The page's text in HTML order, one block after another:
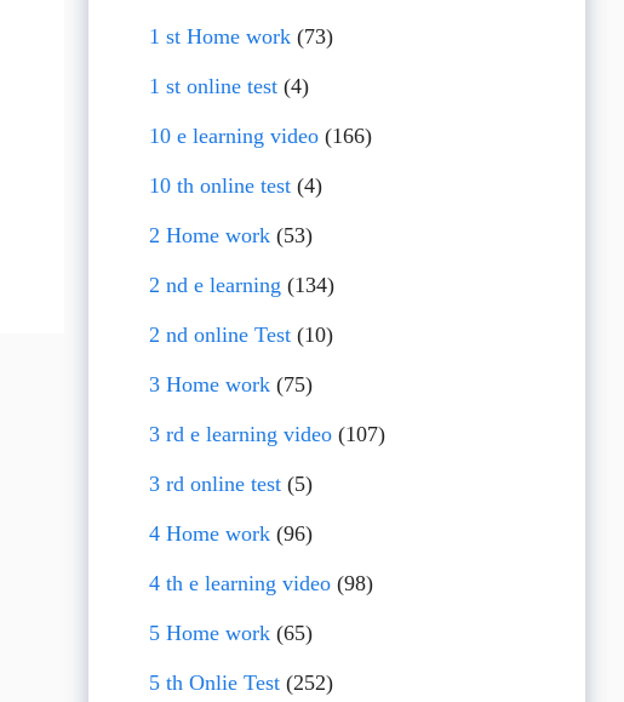
1 st Home work(73)
1 st online test(4)
10 e learning video(166)
10 th online test(4)
2 Home work(53)
2 nd e learning (134)
2 nd online Test(10)
3 Home work(75)
3 rd e learning video(107)
3 rd online test(5)
4 Home work(96)
4 th e learning video(98)
5 Home work(65)
5 th Onlie Test(252)